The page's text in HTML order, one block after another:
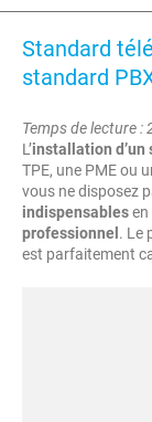
Standard
standard
Temps de lecture :
L’installation d’un
TPE, une PME ou
vous ne disposez
indispensablesen
professionnel . Le
est parfaitement